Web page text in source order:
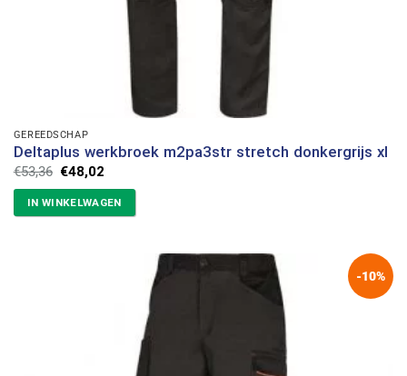
GEREEDSCHAP
Deltaplus werkbroek m2pa3str stretch donkergrijs xl
€53,36 Oorspronkelijke
prijs
was:
€53,36.
€48,02
is:
€48,02.
IN WINKELWAGEN
-10%